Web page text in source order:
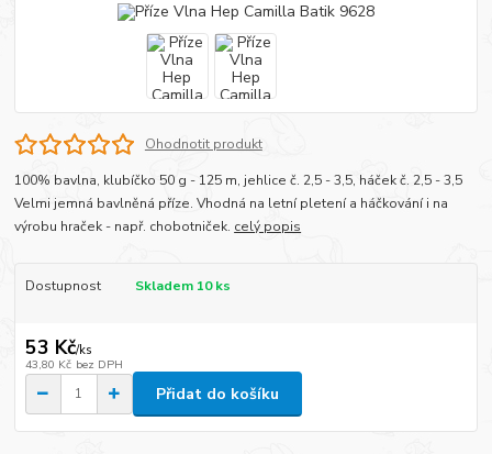
Ohodnotit produkt
100% bavlna, klubíčko 50 g - 125 m, jehlice č. 2,5 - 3,5, háček č. 2,5 - 3,5
Velmi jemná bavlněná příze. Vhodná na letní pletení a háčkování i na
výrobu hraček - např. chobotniček. celý popis
Dostupnost Skladem 10 ks
53 Kč/ks
43,80 Kč bez DPH
Přidat do košíku